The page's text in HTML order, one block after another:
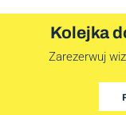
Kolejka
Zarezerwuj